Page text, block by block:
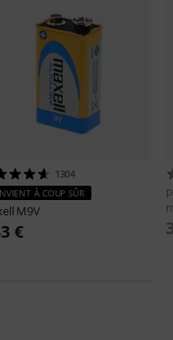
1304
À COUP SÛR
M9V
€